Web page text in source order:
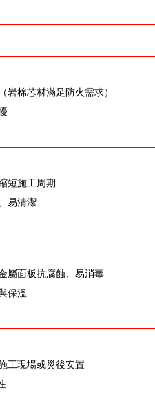
棉芯材滿足防火需求）
短施工周期
易清潔
屬面板抗腐蝕、易消毒
保溫
工現場或災後安置